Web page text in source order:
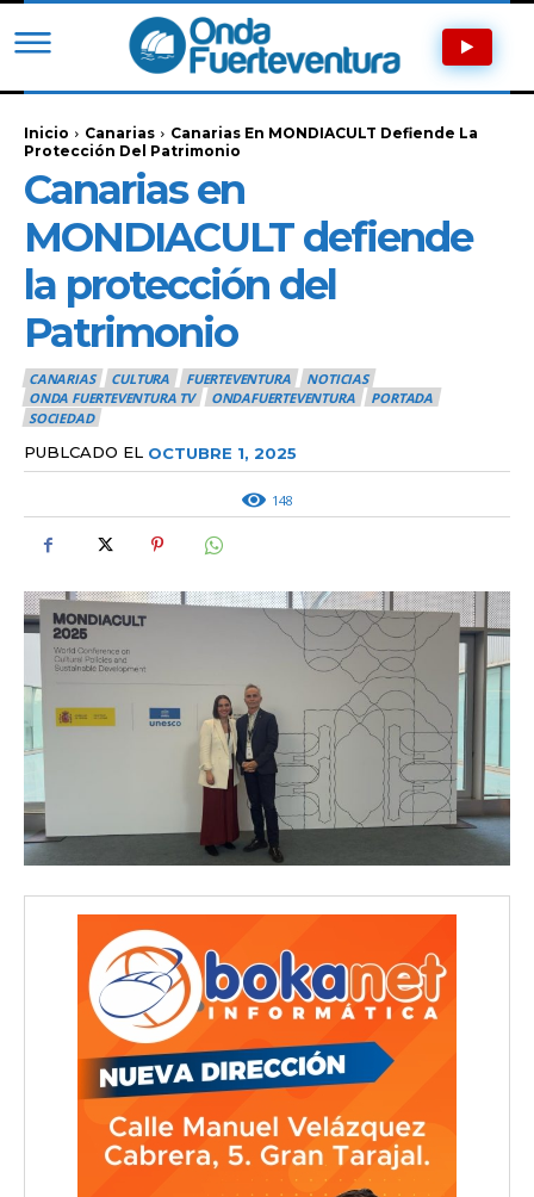
Inicio Canarias
Canarias En MONDIACULT Defiende La
Protección Del Patrimonio
Canarias en
MONDIACULT defiende
la protección del
Patrimonio
CANARIAS CULTURA FUERTEVENTURA
NOTICIAS
ONDA FUERTEVENTURA TV
ONDAFUERTEVENTURA
PORTADA
SOCIEDAD
PUBLCADO EL OCTUBRE 1, 2025
148